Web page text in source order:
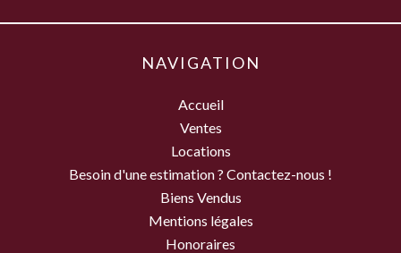
NAVIGATION
Accueil
Ventes
Locations
Besoin d'une estimation ? Contactez-nous !
Biens Vendus
Mentions légales
Honoraires